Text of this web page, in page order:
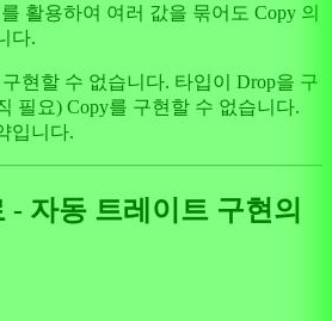
활용하여 여러 값을 묶어도 Copy 의
다.
현할 수 없습니다. 타입이 Drop을 구
필요) Copy를 구현할 수 없습니다.
입니다.
- 자동 트레이트 구현의